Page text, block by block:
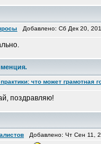
Добавлено: Сб Дек 20,
что может грамотная
поздравляю!
Добавлено: Чт Сен 11,